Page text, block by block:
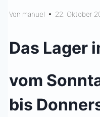
Von manuel 22. Oktober
Das Lager
vom
bis